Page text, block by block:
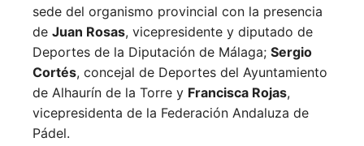
sede del organismo provincial con la presencia
de Juan Rosas, vicepresidente y diputado de
Deportes de la Diputación de Málaga; Sergio
Cortés, concejal de Deportes del Ayuntamiento
de Alhaurín de la Torre y Francisca Rojas,
vicepresidenta de la Federación Andaluza de
Pádel.